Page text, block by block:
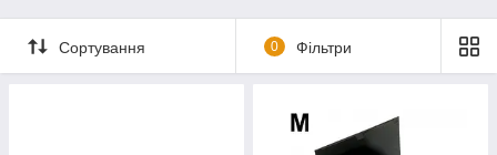
Сортування 0 Фільтри